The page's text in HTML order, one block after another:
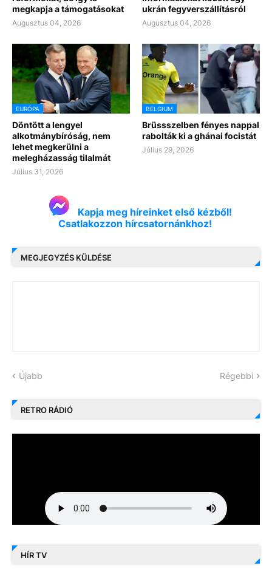
megkapja a támogatásokat
Augusztus 04, 2026
ukrán fegyverszállításról
Augusztus 04, 2026
EURÓPA
Döntött a lengyel
alkotmánybíróság, nem
lehet megkerülni a
melegházasság tilalmát
Július 31, 2026
BELGIUM
Brüssszelben fényes nappal
rabolták ki a ghánai focistát
Július 29, 2026
Kapja meg híreinket első kézből!
Csatlakozzon hírcsatornánkhoz!
MEGJEGYZÉS KÜLDÉSE
Újabb Régebbi
RETRO RÁDIÓ
HÍR TV